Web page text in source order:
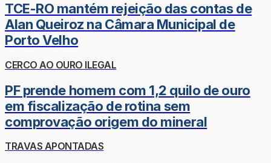
TCE-RO mantém rejeição das contas de
Alan Queiroz na Câmara Municipal de
Porto Velho
CERCO AO OURO ILEGAL
PF prende homem com 1,2 quilo de ouro
em fiscalização de rotina sem
comprovação origem do mineral
TRAVAS APONTADAS